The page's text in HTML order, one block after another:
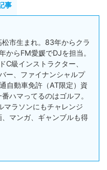
事
市生まれ。83年からクラ
からFM愛媛でDJを担当。
C級インストラクター、
ー、ファイナンシャルプ
自動車免許（AT限定）資
ハマってるのはゴルフ。
マラソンにもチャレンジ
マンガ、ギャンブルも得